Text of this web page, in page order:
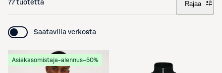
77 tuotetta Rajaa
Saatavilla verkosta
Asiakasomistaja-alennus−50%